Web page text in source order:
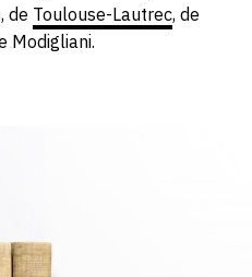
de Toulouse-Lautrec, de
Modigliani.